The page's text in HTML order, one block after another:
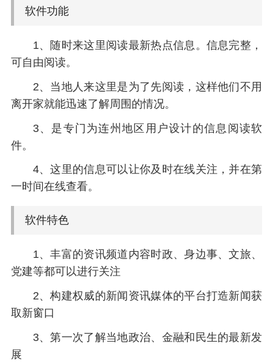
软件功能
1、随时来这里阅读最新热点信息。信息完整，
可自由阅读。
2、当地人来这里是为了先阅读，这样他们不用
离开家就能迅速了解周围的情况。
3、是专门为连州地区用户设计的信息阅读软
件。
4、这里的信息可以让你及时在线关注，并在第
一时间在线查看。
软件特色
1、丰富的资讯频道内容时政、身边事、文旅、
党建等都可以进行关注
2、构建权威的新闻资讯媒体的平台打造新闻获
取新窗口
3、第一次了解当地政治、金融和民生的最新发
展